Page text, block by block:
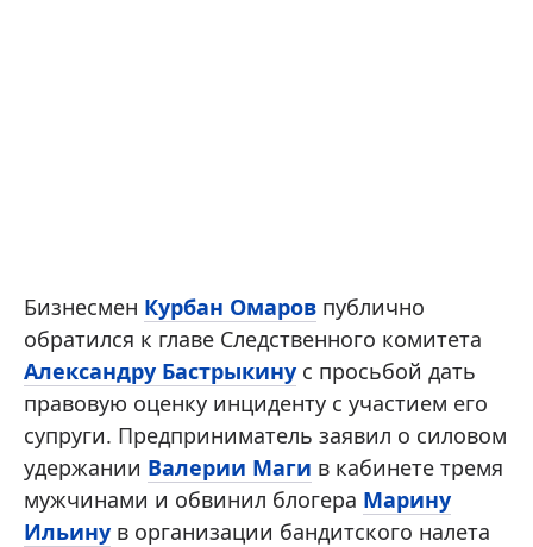
Бизнесмен Курбан Омаров публично
обратился к главе Следственного комитета
Александру Бастрыкину с просьбой дать
правовую оценку инциденту с участием его
супруги. Предприниматель заявил о силовом
удержании Валерии Маги в кабинете тремя
мужчинами и обвинил блогера Марину
Ильину в организации бандитского налета